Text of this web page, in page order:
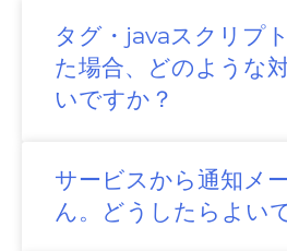
タグ・javaスクリプ
た場合、どのような
いですか？
サービスから通知メ
ん。どうしたらよい